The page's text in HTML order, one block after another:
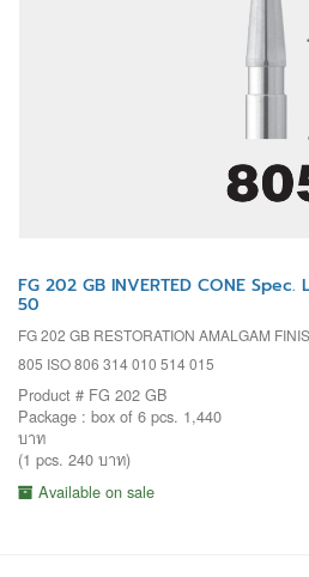
FG 202 GB INVERTED CONE Spec.
50
FG 202 GB RESTORATION AMALGAM
805 ISO 806 314 010 514 015
Product # FG 202 GB
Package : box of 6 pcs. 1,440
บาท
(1 pcs. 240 บาท)
Available on sale